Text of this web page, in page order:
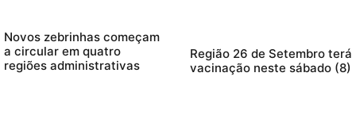
Novos zebrinhas começam
a circular em quatro
regiões administrativas
Região 26 de Setembro terá
vacinação neste sábado (8)